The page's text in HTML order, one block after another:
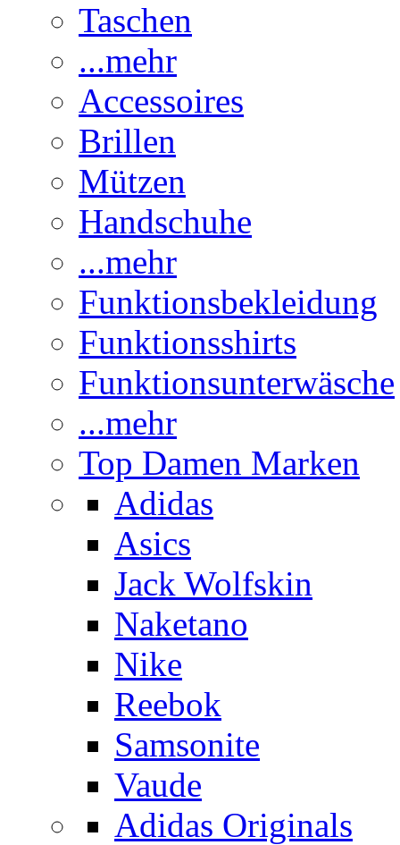
Taschen
...mehr
Accessoires
Brillen
Mützen
Handschuhe
...mehr
Funktionsbekleidung
Funktionsshirts
Funktionsunterwäsche
...mehr
Top Damen Marken
Adidas
Asics
Jack Wolfskin
Naketano
Nike
Reebok
Samsonite
Vaude
Adidas Originals